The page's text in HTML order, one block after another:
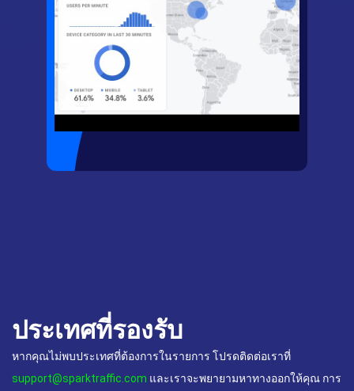
ประเทศที่รองรับ
หากคุณไม่พบประเทศที่ต้องการในรายการ โปรดติดต่อเราที่
support@sparktraffic.com และเราจะพยายามหาทางออกให้คุณ การ